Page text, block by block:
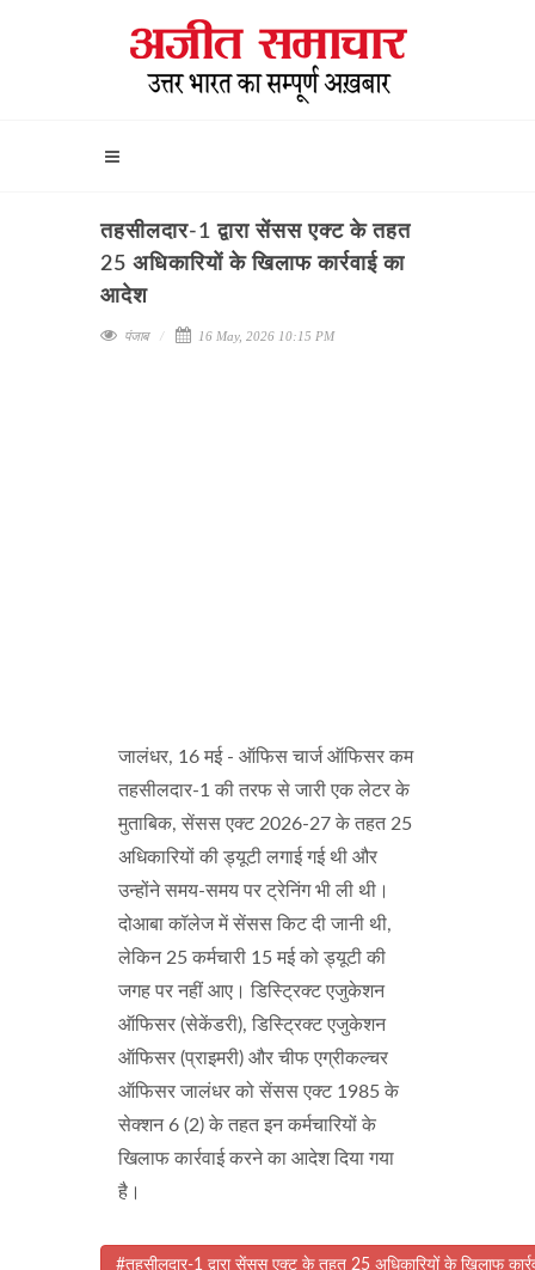
तहसीलदार-1 द्वारा सेंसस एक्ट के तहत
25 अधिकारियों के खिलाफ कार्रवाई का
आदेश
पंजाब 16 May, 2026 10:15 PM
जालंधर, 16 मई - ऑफिस चार्ज ऑफिसर कम
तहसीलदार-1 की तरफ से जारी एक लेटर के
मुताबिक, सेंसस एक्ट 2026-27 के तहत 25
अधिकारियों की ड्यूटी लगाई गई थी और
उन्होंने समय-समय पर ट्रेनिंग भी ली थी।
दोआबा कॉलेज में सेंसस किट दी जानी थी,
लेकिन 25 कर्मचारी 15 मई को ड्यूटी की
जगह पर नहीं आए। डिस्ट्रिक्ट एजुकेशन
ऑफिसर (सेकेंडरी), डिस्ट्रिक्ट एजुकेशन
ऑफिसर (प्राइमरी) और चीफ एग्रीकल्चर
ऑफिसर जालंधर को सेंसस एक्ट 1985 के
सेक्शन 6 (2) के तहत इन कर्मचारियों के
खिलाफ कार्रवाई करने का आदेश दिया गया
है।
#तहसीलदार-1 द्वारा सेंसस एक्ट के तहत 25 अधिकारियों के खिलाफ